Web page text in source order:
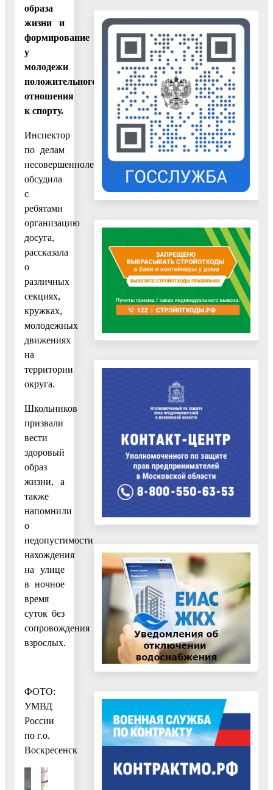
образа
жизни и
формирование
у
молодежи
положительного
отношения
к спорту.
Инспектор
по делам
несовершеннолетних
обсудила
с
ребятами
организацию
досуга,
рассказала
о
различных
секциях,
кружках,
молодежных
движениях
на
территории
округа.
Школьников
призвали
вести
здоровый
образ
жизни, а
также
напомнили
о
недопустимости
нахождения
на улице
в ночное
время
суток без
сопровождения
взрослых.
ФОТО:
УМВД
России
по г.о.
Воскресенск